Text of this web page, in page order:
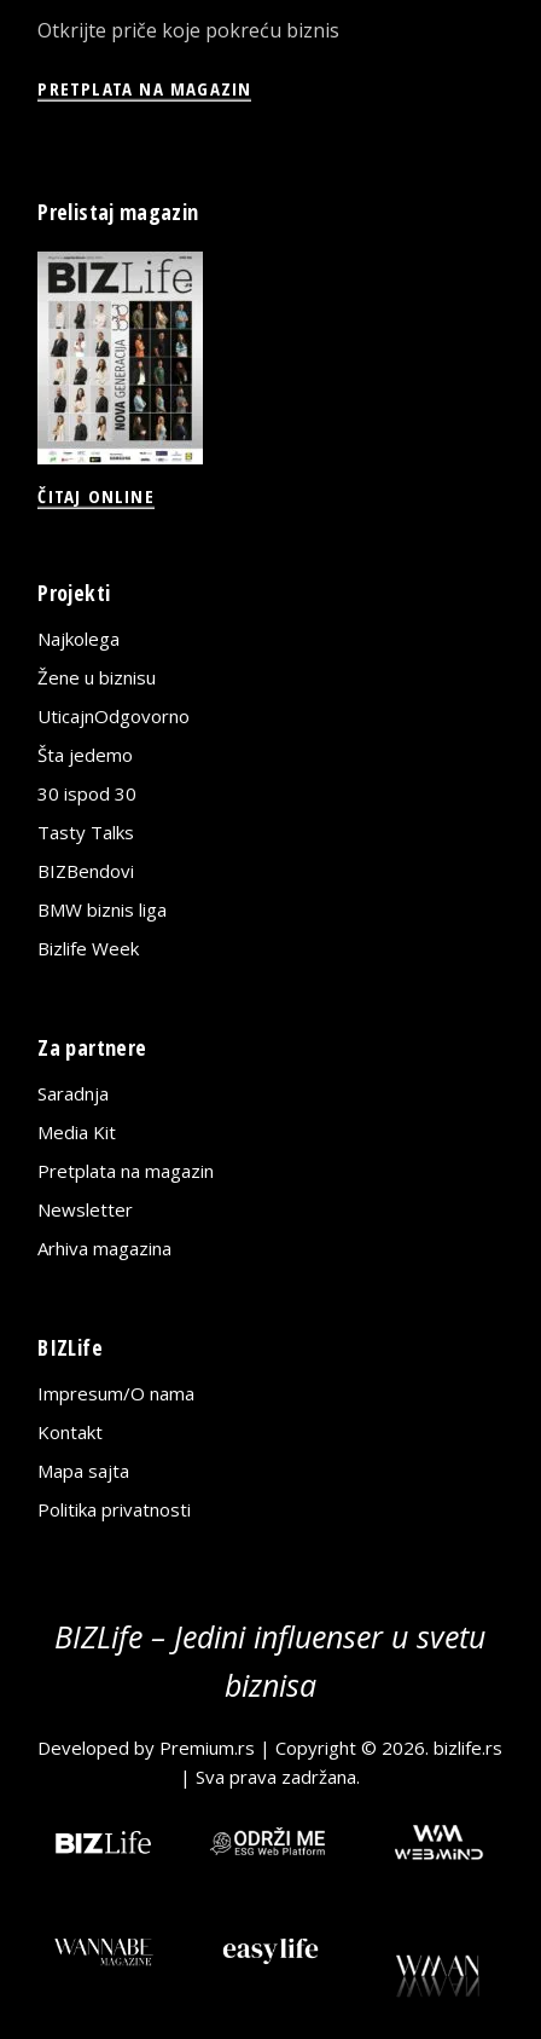
Otkrijte priče koje pokreću biznis
PRETPLATA NA MAGAZIN
Prelistaj magazin
ČITAJ ONLINE
Projekti
Najkolega
Žene u biznisu
UticajnOdgovorno
Šta jedemo
30 ispod 30
Tasty Talks
BIZBendovi
BMW biznis liga
Bizlife Week
Za partnere
Saradnja
Media Kit
Pretplata na magazin
Newsletter
Arhiva magazina
BIZLife
Impresum/O nama
Kontakt
Mapa sajta
Politika privatnosti
BIZLife – Jedini influenser u svetu
biznisa
Developed by Premium.rs | Copyright © 2026.bizlife.rs
| Sva prava zadržana.